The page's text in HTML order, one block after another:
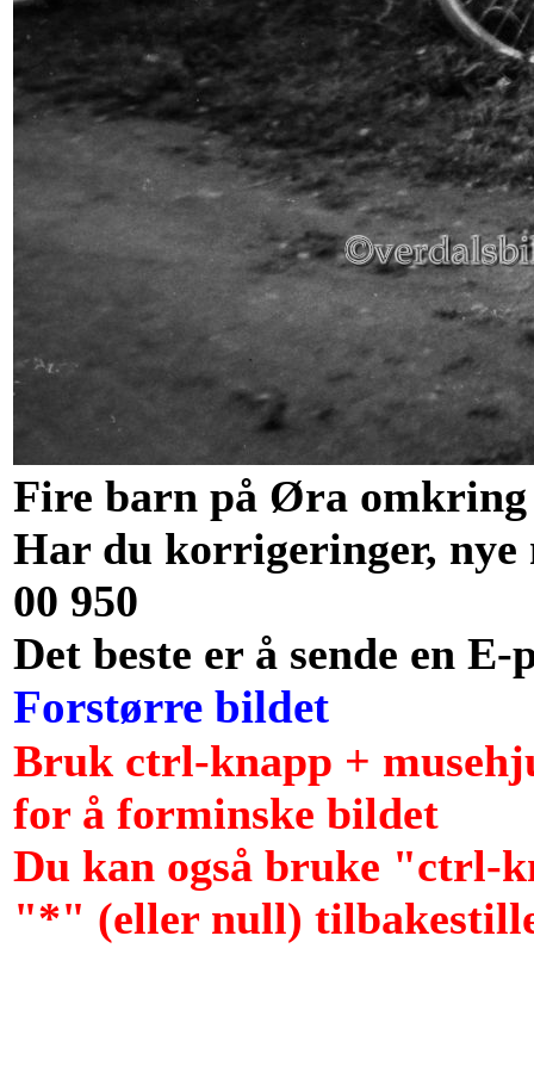
Fire barn på Øra omkring
Har du korrigeringer, nye
00 950
Det beste er å sende en
Forstørre bildet
Bruk ctrl-knapp +
for å forminske bildet
Du kan også bruke "ctrl-
"*" (eller null)